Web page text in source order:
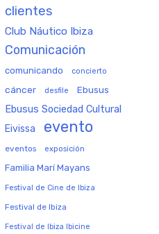
clientes
Club Náutico Ibiza
Comunicación
comunicando concierto
cáncer desfile Ebusus
Ebusus Sociedad Cultural
Eivissa evento
eventos exposición
Familia Marí Mayans
Festival de Cine de Ibiza
Festival de Ibiza
Festival de Ibiza Ibicine